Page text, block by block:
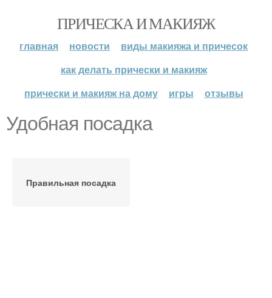
ПРИЧЕСКА И МАКИЯЖ
главная новости
виды макияжа и причесок
как делать прически и макияж
прически и макияж на дому
игры отзывы
Удобная посадка
Правильная посадка